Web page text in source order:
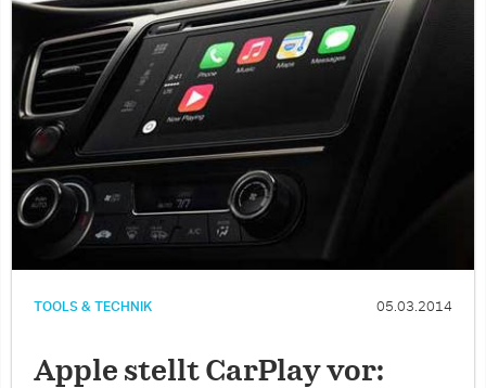
TOOLS & TECHNIK 05.03.2014
Apple stellt CarPlay vor: